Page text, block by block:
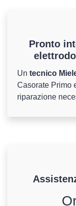
Pronto
Un tecnico
Casorate Primo
riparazione